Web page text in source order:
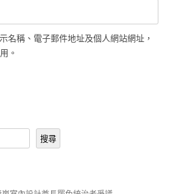
名稱、電子郵件地址及個人網站網址，
。
搜尋